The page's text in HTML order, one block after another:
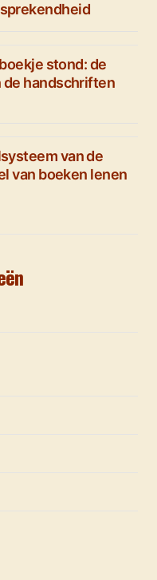
stond: de
de handschriften
van de
van boeken lenen